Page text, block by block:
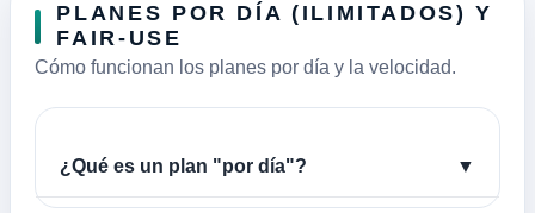
PLANES POR DÍA (ILIMITADOS) Y
FAIR-USE
Cómo funcionan los planes por día y la velocidad.
¿Qué es un plan "por día"? ▼